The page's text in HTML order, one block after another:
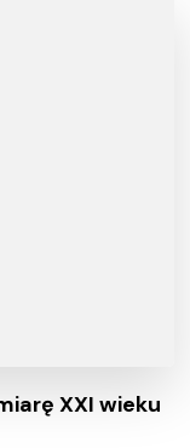
XXI wieku